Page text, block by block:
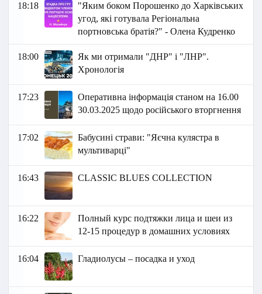
18:18
"Яким боком Порошенко до Харківських
угод, які готувала Регіональна
портновська братія?" - Олена Кудренко
18:00
Як ми отримали "ДНР" і "ЛНР".
Хронологія
17:23
Оперативна інформація станом на 16.00
30.03.2025 щодо російського вторгнення
17:02
Бабусині страви: "Яєчна кулястра в
мультиварці"
16:43 CLASSIC BLUES COLLECTION
16:22
Полный курс подтяжки лица и шеи из
12-15 процедур в домашних условиях
16:04 Гладиолусы – посадка и уход